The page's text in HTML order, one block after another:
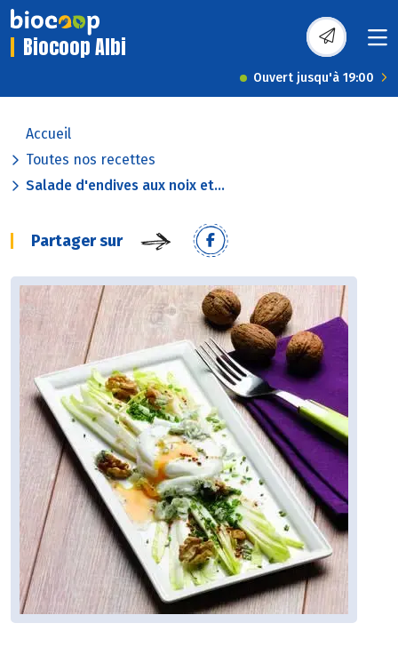
Biocoop Albi
Ouvert jusqu'à 19:00
Accueil
Toutes nos recettes
Salade d'endives aux noix et...
Partager sur